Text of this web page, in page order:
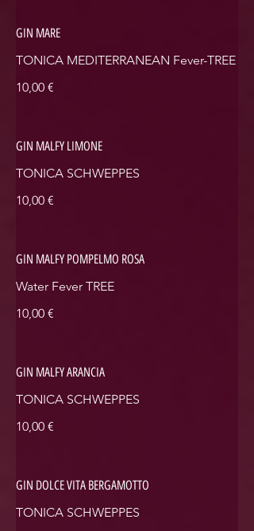
GIN MARE
TONICA MEDITERRANEAN Fever-TREE
10,00 €
GIN MALFY LIMONE
TONICA SCHWEPPES
10,00 €
GIN MALFY POMPELMO ROSA
Water Fever TREE
10,00 €
GIN MALFY ARANCIA
TONICA SCHWEPPES
10,00 €
GIN DOLCE VITA BERGAMOTTO
TONICA SCHWEPPES